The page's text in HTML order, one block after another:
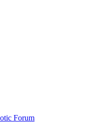
Forum